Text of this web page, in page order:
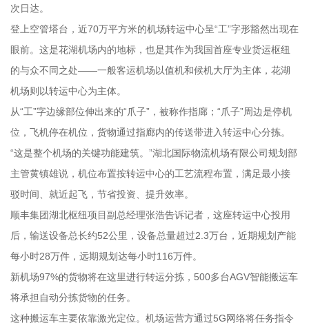
次日达。
登上空管塔台，近70万平方米的机场转运中心呈“工”字形豁然出现在
眼前。这是花湖机场内的地标，也是其作为我国首座专业货运枢纽
的与众不同之处——一般客运机场以值机和候机大厅为主体，花湖
机场则以转运中心为主体。
从“工”字边缘部位伸出来的“爪子”，被称作指廊；“爪子”周边是停机
位，飞机停在机位，货物通过指廊内的传送带进入转运中心分拣。
“这是整个机场的关键功能建筑。”湖北国际物流机场有限公司规划部
主管黄镇雄说，机位布置按转运中心的工艺流程布置，满足最小接
驳时间、就近起飞，节省投资、提升效率。
顺丰集团湖北枢纽项目副总经理张浩告诉记者，这座转运中心投用
后，输送设备总长约52公里，设备总量超过2.3万台，近期规划产能
每小时28万件，远期规划达每小时116万件。
新机场97%的货物将在这里进行转运分拣，500多台AGV智能搬运车
将承担自动分拣货物的任务。
这种搬运车主要依靠激光定位。机场运营方通过5G网络将任务指令